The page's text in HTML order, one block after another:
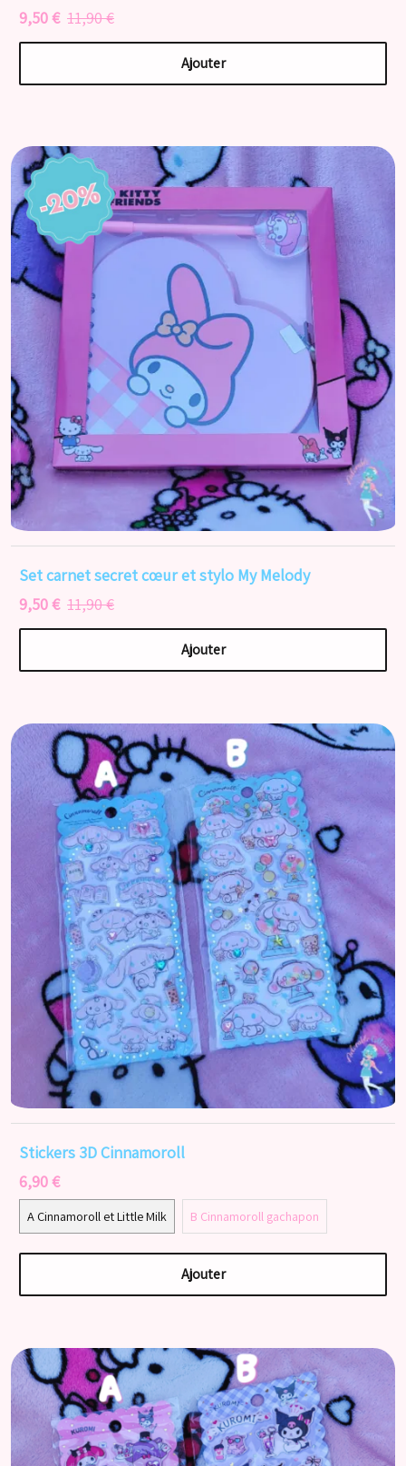
9,50 € 11,90 €
Ajouter
Set carnet secret cœur et stylo My Melody
9,50 € 11,90 €
Ajouter
Stickers 3D Cinnamoroll
6,90 €
A Cinnamoroll et Little Milk B Cinnamoroll gachapon
Ajouter